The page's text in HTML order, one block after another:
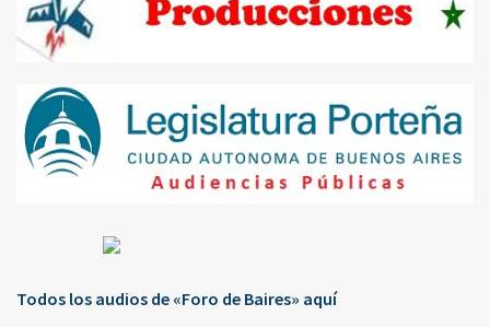
Todos los audios de «Foro de Baires» aquí